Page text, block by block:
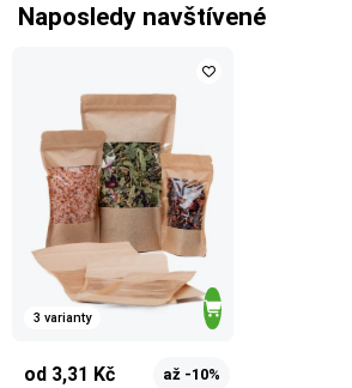
Naposledy navštívené
3 varianty
od 3,31 Kč až -10%